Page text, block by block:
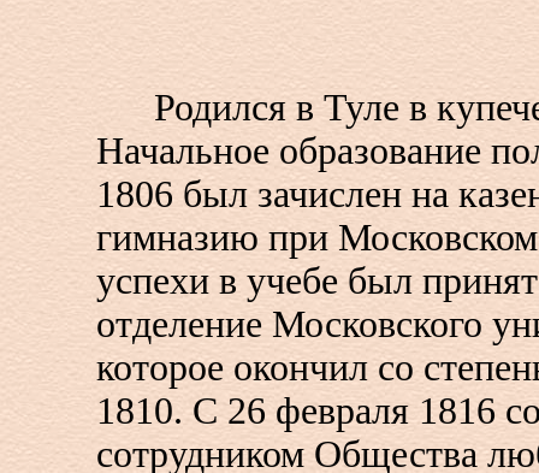
Родился в Туле в
Начальное образование
1806 был зачислен на
гимназию при Московском
успехи в учебе был
отделение Московского
которое окончил со
1810. С 26 февраля 1816
сотрудником Общества